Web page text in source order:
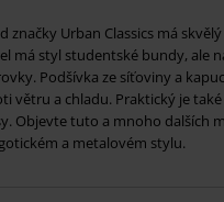
značky Urban Classics má
má styl studentské bundy, ale
Podšívka ze síťoviny a
větru a chladu. Praktický je také
Objevte tuto a mnoho dalších
a metalovém stylu.